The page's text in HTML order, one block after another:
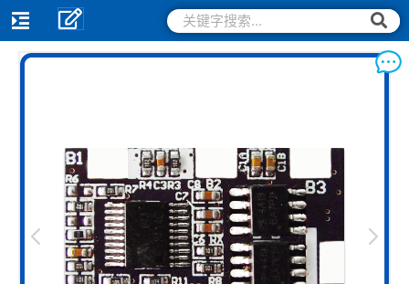
跳
至
搜
索
搜
索